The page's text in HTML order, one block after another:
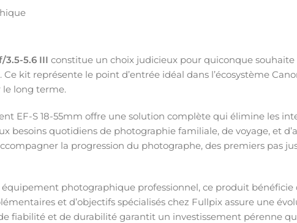
3.5-5.6 III constitue un choix judicieux pour quiconque
kit représente le point d’entrée idéal dans l’écosystème
long terme.
EF-S 18-55mm offre une solution complète qui élimine les
quotidiens de photographie familiale, de voyage, et
la progression du photographe, des premiers pas
photographique professionnel, ce produit bénéficie
et d’objectifs spécialisés chez Fullpix assure une
fiabilité et de durabilité garantit un investissement pérenne